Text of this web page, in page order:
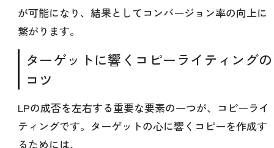
が可能になり、結果としてコンバージョン率の向上に
繋がります。
ターゲットに響くコピーライティングの
コツ
LPの成否を左右する重要な要素の一つが、コピーライ
ティングです。ターゲットの心に響くコピーを作成す
るためには、